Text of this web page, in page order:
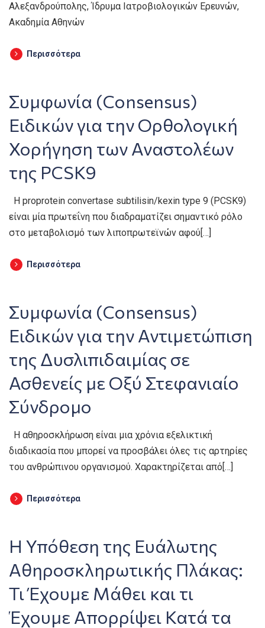
Αλεξανδρούπολης, Ίδρυμα Ιατροβιολογικών Ερευνών,
Ακαδημία Αθηνών
Περισσότερα
Συμφωνία (Consensus)
Ειδικών για την Ορθολογική
Χορήγηση των Αναστολέων
της PCSK9
Η proprotein convertase subtilisin/kexin type 9 (PCSK9)
είναι μία πρωτεΐνη που διαδραματίζει σημαντικό ρόλο
στο μεταβολισμό των λιποπρωτεϊνών αφού[…]
Περισσότερα
Συμφωνία (Consensus)
Ειδικών για την Αντιμετώπιση
της Δυσλιπιδαιμίας σε
Ασθενείς με Οξύ Στεφανιαίο
Σύνδρομο
Η αθηροσκλήρωση είναι μια χρόνια εξελικτική
διαδικασία που μπορεί να προσβάλει όλες τις αρτηρίες
του ανθρώπινου οργανισμού. Χαρακτηρίζεται από[…]
Περισσότερα
Η Υπόθεση της Ευάλωτης
Αθηροσκληρωτικής Πλάκας:
Τι Έχουμε Μάθει και τι
Έχουμε Απορρίψει Κατά τα